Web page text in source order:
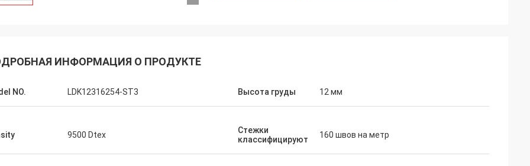
ИНФОРМАЦИЯ О ПРОДУКТЕ
NO. LDK12316254-ST3 Высота груды 12 мм
9500 Dtex
Стежки
классифицируют
160 швов на метр